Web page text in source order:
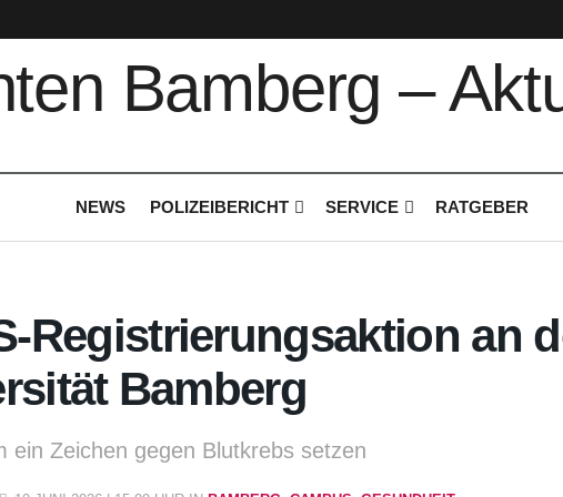
NEWS POLIZEIBERICHT SERVICE RATGEBER
Registrierungsaktion an
Bamberg
ein Zeichen gegen Blutkrebs setzen